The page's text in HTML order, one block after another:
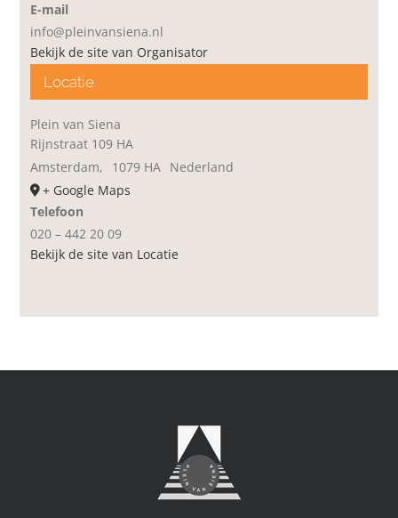
Locatie
Plein van Siena
Rijnstraat 109 HA
Amsterdam, 1079 HA Nederland
+ Google Maps
Telefoon
020 – 442 20 09
Bekijk de site van Locatie
E-mail
info@pleinvansiena.nl
Bekijk de site van Organisator